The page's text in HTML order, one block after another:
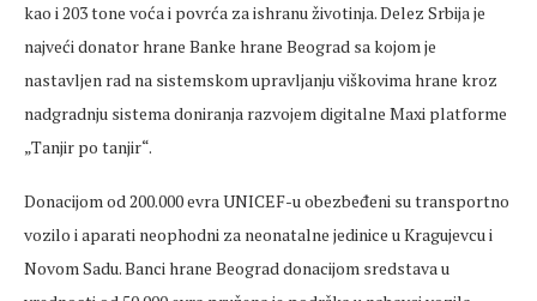
kao i 203 tone voća i povrća za ishranu životinja. Delez Srbija je
najveći donator hrane Banke hrane Beograd sa kojom je
nastavljen rad na sistemskom upravljanju viškovima hrane kroz
nadgradnju sistema doniranja razvojem digitalne Maxi platforme
„Tanjir po tanjir“.
Donacijom od 200.000 evra UNICEF-u obezbeđeni su transportno
vozilo i aparati neophodni za neonatalne jedinice u Kragujevcu i
Novom Sadu. Banci hrane Beograd donacijom sredstava u